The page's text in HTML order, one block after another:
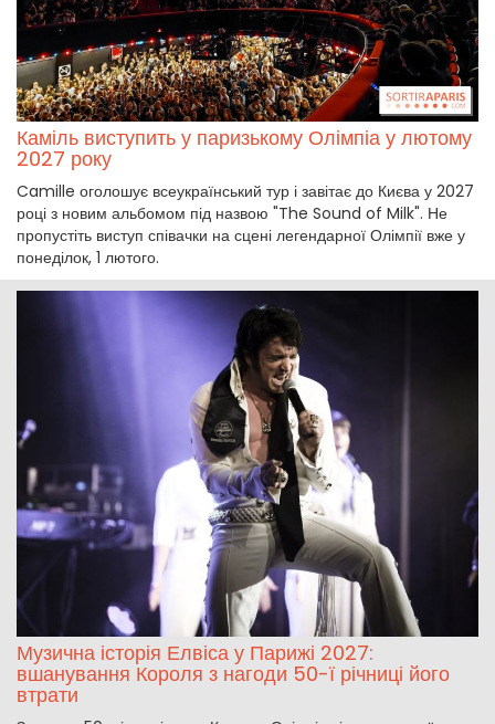
Каміль виступить у паризькому Олімпіа у лютому
2027 року
Camille оголошує всеукраїнський тур і завітає до Києва у 2027
році з новим альбомом під назвою "The Sound of Milk". Не
пропустіть виступ співачки на сцені легендарної Олімпії вже у
понеділок, 1 лютого.
Музична історія Елвіса у Парижі 2027:
вшанування Короля з нагоди 50-ї річниці його
втрати